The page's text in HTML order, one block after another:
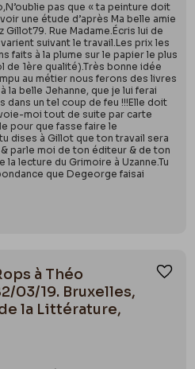
pas que « ta peinture doit
une étude d’après Ma belle amie
Rue Madame.Écris lui de
suivant le travail.Les prix les
faits à la plume sur le papier le plus
de 1ère qualité).Très bonne idée
au métier nous ferons des livres
la belle Jehanne, que je lui ferai
dans un tel coup de feu !!!Elle doit
moi tout de suite par carte
pour que fasse faire le
dises à Gillot que ton travail sera
parle moi de ton éditeur & de ton
lecture du Grimoire à Uzanne.Tu
que Degeorge faisai
à Théo
03/19. Bruxelles,
la Littérature,